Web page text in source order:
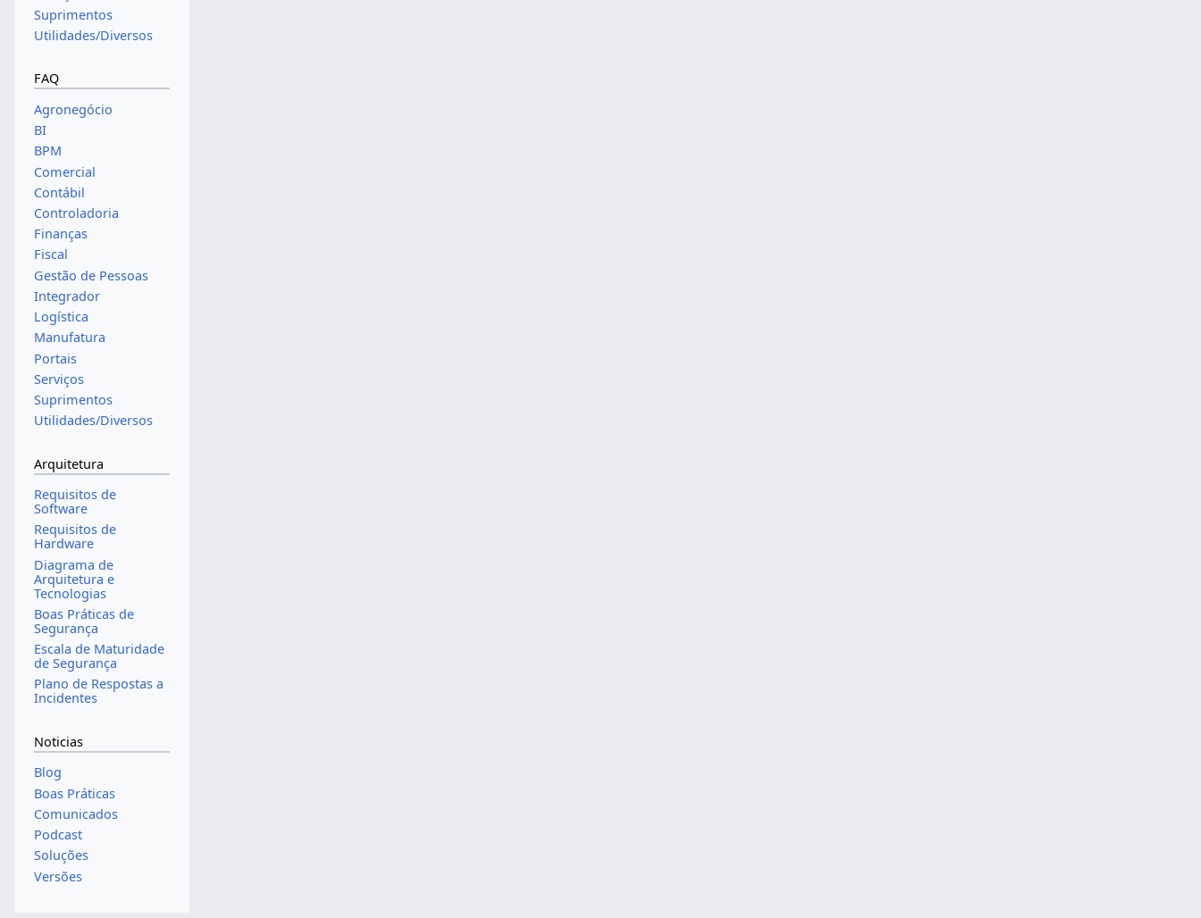
Suprimentos
Utilidades/Diversos
FAQ
Agronegócio
BI
BPM
Comercial
Contábil
Controladoria
Finanças
Fiscal
Gestão de Pessoas
Integrador
Logística
Manufatura
Portais
Serviços
Suprimentos
Utilidades/Diversos
Arquitetura
Requisitos de
Software
Requisitos de
Hardware
Diagrama de
Arquitetura e
Tecnologias
Boas Práticas de
Segurança
Escala de Maturidade
de Segurança
Plano de Respostas a
Incidentes
Noticias
Blog
Boas Práticas
Comunicados
Podcast
Soluções
Versões